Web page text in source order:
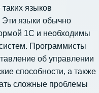
языков
Эти языки обычно
1С и необходимы
Программисты
об управлении
способности, а также
сложные проблемы